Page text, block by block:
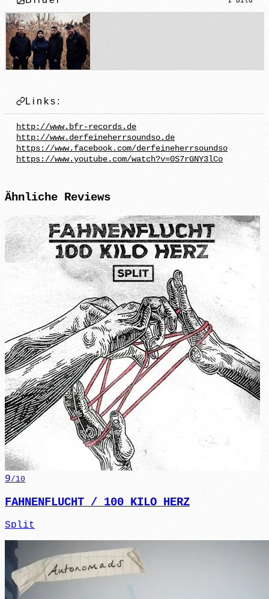
Links:
http://www.bfr-records.de
http://www.derfeineherrsoundso.de
https://www.facebook.com/derfeineherrsoundso
https://www.youtube.com/watch?v=0S7rGNY3lCo
Ähnliche Reviews
9/10
FAHNENFLUCHT / 100 KILO HERZ
Split